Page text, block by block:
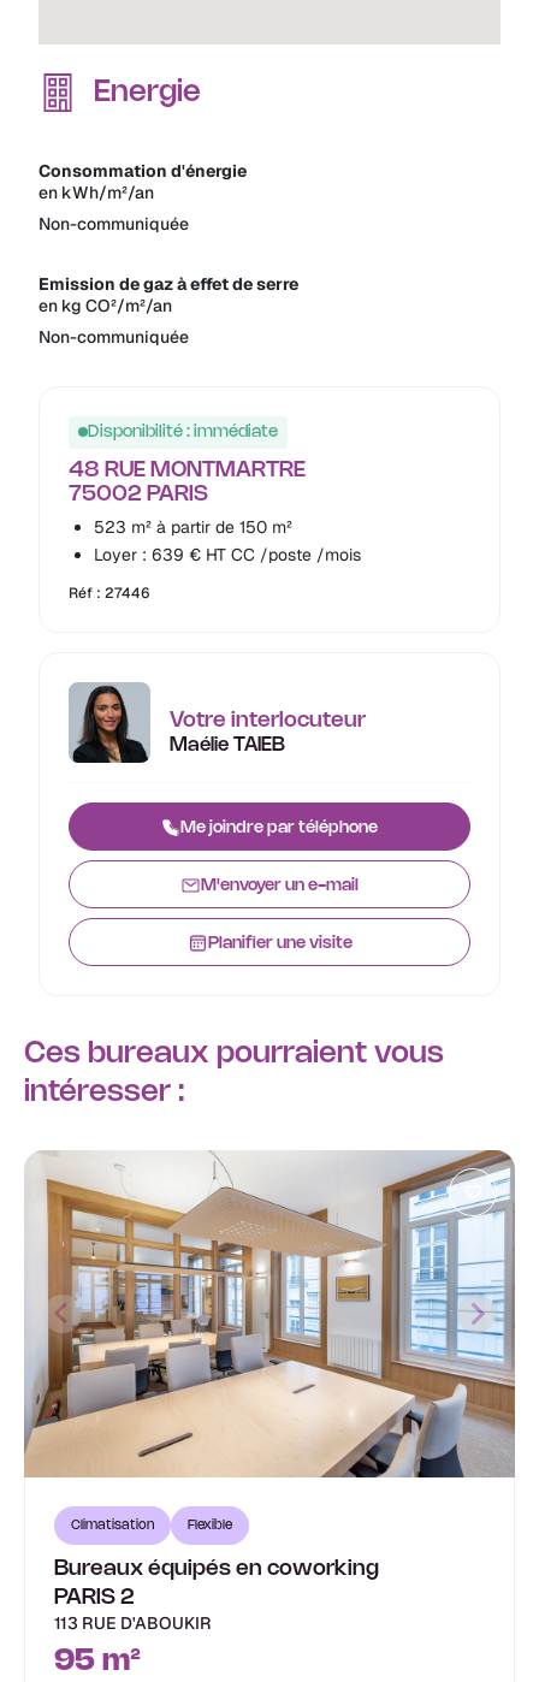
Energie
Consommation d'énergie
en kWh/m²/an
Non-communiquée
Emission de gaz à effet de serre
en kg CO²/m²/an
Non-communiquée
Disponibilité : immédiate
48 RUE MONTMARTRE
75002 PARIS
523 m² à partir de 150 m²
Loyer : 639 € HT CC /poste /mois
Réf : 27446
Votre interlocuteur
Maélie TAIEB
Me joindre par téléphone
M'envoyer un e-mail
Planifier une visite
Ces bureaux pourraient vous
intéresser :
Climatisation Flexible
Bureaux équipés en coworking
PARIS 2
113 RUE D'ABOUKIR
95 m²